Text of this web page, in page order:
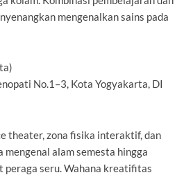
mengenalkan sains pada
No.1–3, Kota Yogyakarta, DI
theater, zona fisika interaktif, dan
mengenal alam semesta hingga
peraga seru. Wahana kreatifitas